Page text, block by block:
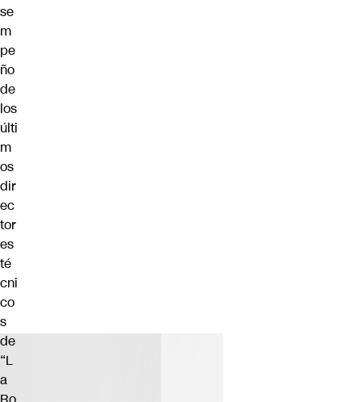
se
m
pe
ño
de
los
últi
m
os
dir
ec
tor
es
té
cni
co
s
de
“L
a